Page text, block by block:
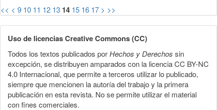
<< < 9 10 11 12 13 14 15 16 17 > >>
Uso de licencias Creative Commons (CC)
Todos los textos publicados porHechos y Derechos sin
excepción, se distribuyen amparados con la licencia CC BY-NC
4.0 Internacional, que permite a terceros utilizar lo publicado,
siempre que mencionen la autoría del trabajo y la primera
publicación en esta revista. No se permite utilizar el material
con fines comerciales.